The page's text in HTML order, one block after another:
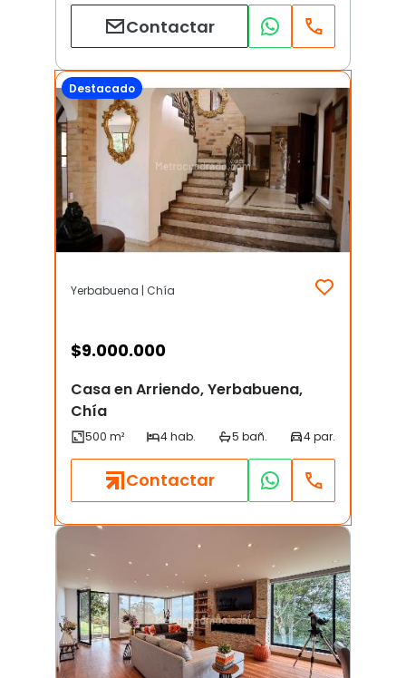
Contactar
Destacado
Yerbabuena | Chía
$9.000.000
Casa en Arriendo, Yerbabuena,
Chía
Contactar